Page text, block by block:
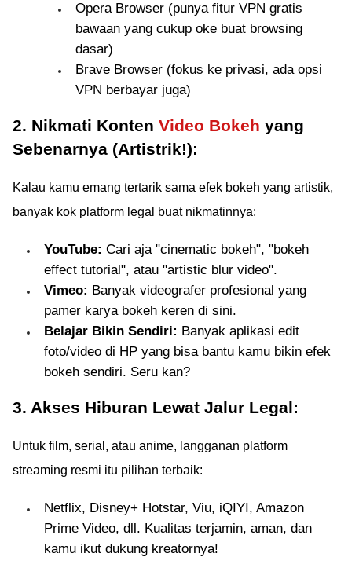
Opera Browser (punya fitur VPN gratis
bawaan yang cukup oke buat browsing
dasar)
Brave Browser (fokus ke privasi, ada opsi
VPN berbayar juga)
2. Nikmati Konten Video Bokeh yang
Sebenarnya (Artistrik!):
Kalau kamu emang tertarik sama efek bokeh yang artistik,
banyak kok platform legal buat nikmatinnya:
YouTube: Cari aja "cinematic bokeh", "bokeh
effect tutorial", atau "artistic blur video".
Vimeo: Banyak videografer profesional yang
pamer karya bokeh keren di sini.
Belajar Bikin Sendiri: Banyak aplikasi edit
foto/video di HP yang bisa bantu kamu bikin efek
bokeh sendiri. Seru kan?
3. Akses Hiburan Lewat Jalur Legal:
Untuk film, serial, atau anime, langganan platform
streaming resmi itu pilihan terbaik:
Netflix, Disney+ Hotstar, Viu, iQIYI, Amazon
Prime Video, dll. Kualitas terjamin, aman, dan
kamu ikut dukung kreatornya!